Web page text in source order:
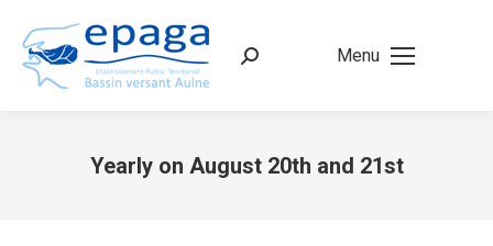
Menu
Recherche
Yearly on August 20th and 21st